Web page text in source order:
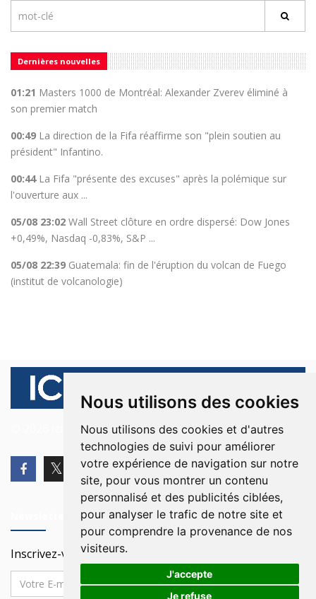
Nous utilisons des cookies
Nous utilisons des cookies et d'autres
technologies de suivi pour améliorer
votre expérience de navigation sur notre
site, pour vous montrer un contenu
personnalisé et des publicités ciblées,
pour analyser le trafic de notre site et
pour comprendre la provenance de nos
visiteurs.
J'accepte
Je refuse
Dernières nouvelles
01:21 Masters 1000 de Montréal: Alexander Zverev éliminé à
son premier match
00:49 La direction de la Fifa réaffirme son "plein soutien au
président" Infantino.
00:44 La Fifa "présente des excuses" après la polémique sur
l'ouverture aux ...
05/08 23:02 Wall Street clôture en ordre dispersé: Dow Jones
+0,49%, Nasdaq -0,83%, S&P ...
05/08 22:39 Guatemala: fin de l'éruption du volcan de Fuego
(institut de volcanologie)
© 2026 Ici Beyrouth. Tous les droits sont réservés.
Inscrivez-vous à notre Newsletter